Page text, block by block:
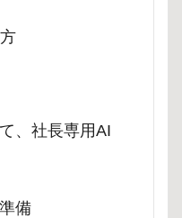
、社長専用AI
備